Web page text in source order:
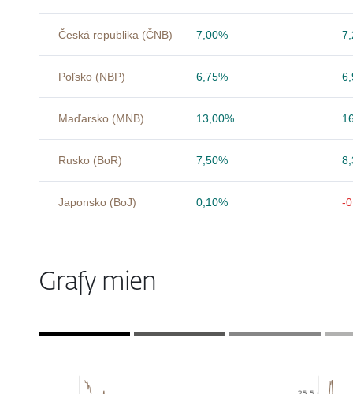
Česká republika (ČNB) 7,00%
Poľsko (NBP) 6,75%
Maďarsko (MNB) 13,00%
Rusko (BoR) 7,50%
Japonsko (BoJ) 0,10% -
Grafy mien